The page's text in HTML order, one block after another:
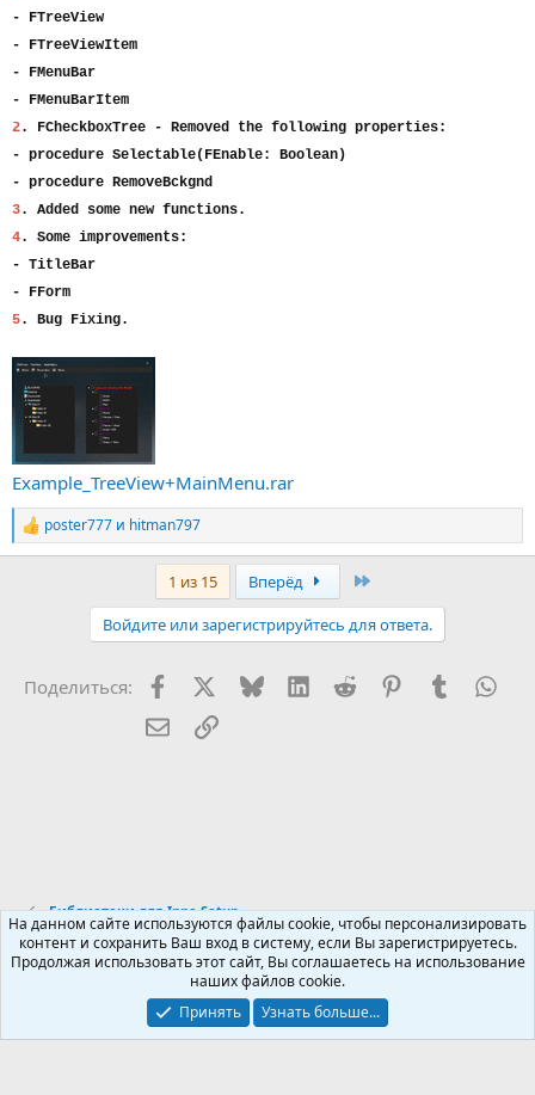
- FTreeView
- FTreeViewItem
- FMenuBar
- FMenuBarItem
2. FCheckboxTree - Removed the following properties:
- procedure Selectable(FEnable: Boolean)
- procedure RemoveBckgnd
3. Added some new functions.
4. Some improvements:
- TitleBar
- FForm
5. Bug Fixing.
Example_TreeView+MainMenu.rar
Р
е
poster777 и hitman797
1 из 15 Вперёд
Войдите или зарегистрируйтесь для ответа.
Поделиться: FacebookX (Twitter)
BlueskyLinkedInReddit PinterestTumblr
Электронная почта
Ссылка
Библиотеки для Inno Setup
Russian (RU)
Условия и правила
Политика конфиденциальности
Помощь
На данном сайте используются файлы cookie, чтобы персонализировать
контент и сохранить Ваш вход в систему, если Вы зарегистрируетесь.
Продолжая использовать этот сайт, Вы соглашаетесь на использование
наших файлов cookie.
Принять
Узнать больше...